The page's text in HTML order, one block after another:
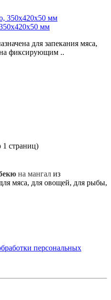
мм
для запeкания мяca,
фикcирующим ..
1 страниц)
на мангал из
мяса, для овощей, для рыбы,
персональных